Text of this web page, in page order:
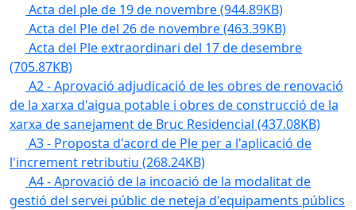
Acta del ple de 19 de novembre(944.89KB)
Acta del Ple del 26 de novembre(463.39KB)
Acta del Ple extraordinari del 17 de desembre
(705.87KB)
A2 - Aprovació adjudicació de les obres de renovació
de la xarxa d'aigua potable i obres de construcció de la
xarxa de sanejament de Bruc Residencial (437.08KB)
A3 - Proposta d'acord de Ple per a l'aplicació de
l'increment retributiu (268.24KB)
A4 - Aprovació de la incoació de la modalitat de
gestió del servei públic de neteja d'equipaments públics